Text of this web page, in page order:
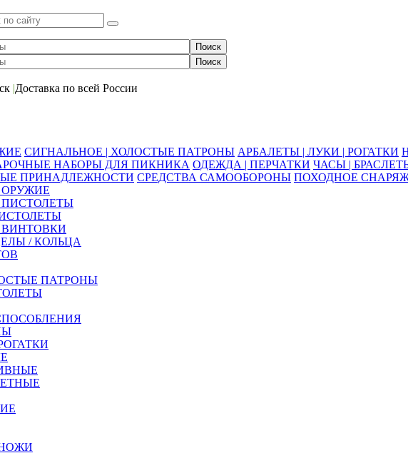
|Доставка по всей России
СИГНАЛЬНОЕ | ХОЛОСТЫЕ ПАТРОНЫ АРБАЛЕТЫ | ЛУКИ | РОГАТКИ
НАБОРЫ ДЛЯ ПИКНИКА ОДЕЖДА | ПЕРЧАТКИ ЧАСЫ |
ПРИНАДЛЕЖНОСТИ СРЕДСТВА САМООБОРОНЫ ПОХОДНОЕ
/ КОЛЬЦА
ПАТРОНЫ